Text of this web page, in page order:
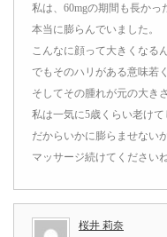
私は、60mgの期間も長かっ
本当に膨らんでいました。
こんなに顔って大きくなる
でもそのハリがある意味若
そしてその腫れが元の大き
私は一気に5歳くらい老けて
だからいかに膨らませない
マッサージ続けてください
桜井 莉奈